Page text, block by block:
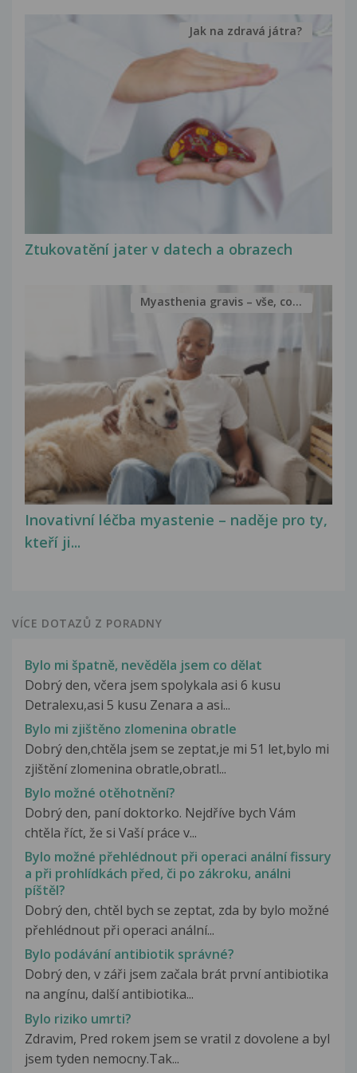
Ztukovatění jater v datech a obrazech
Jak na zdravá játra?
Inovativní léčba myastenie – naděje pro ty,
kteří ji...
Myasthenia gravis – vše, co...
VÍCE DOTAZŮ Z PORADNY
Bylo mi špatně, nevěděla jsem co dělat
Dobrý den, včera jsem spolykala asi 6 kusu
Detralexu,asi 5 kusu Zenara a asi...
Bylo mi zjištěno zlomenina obratle
Dobrý den,chtěla jsem se zeptat,je mi 51 let,bylo mi
zjištění zlomenina obratle,obratl...
Bylo možné otěhotnění?
Dobrý den, paní doktorko. Nejdříve bych Vám
chtěla říct, že si Vaší práce v...
Bylo možné přehlédnout při operaci anální fissury
a při prohlídkách před, či po zákroku, análni
píštěl?
Dobrý den, chtěl bych se zeptat, zda by bylo možné
přehlédnout při operaci anální...
Bylo podávání antibiotik správné?
Dobrý den, v záři jsem začala brát první antibiotika
na angínu, další antibiotika...
Bylo riziko umrti?
Zdravim, Pred rokem jsem se vratil z dovolene a byl
jsem tyden nemocny.Tak...